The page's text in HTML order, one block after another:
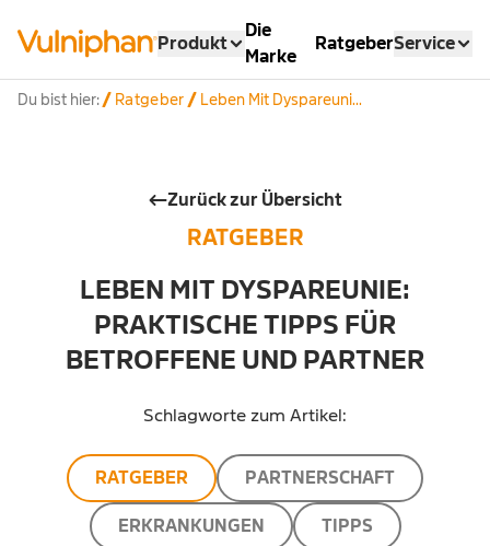
Produkt
Die
Marke
RatgeberService
Du bist hier: Ratgeber Leben Mit Dyspareuni...
Zurück zur Übersicht
RATGEBER
LEBEN MIT DYSPAREUNIE:
PRAKTISCHE TIPPS FÜR
BETROFFENE UND PARTNER
Schlagworte zum Artikel:
RATGEBER PARTNERSCHAFT
ERKRANKUNGEN TIPPS